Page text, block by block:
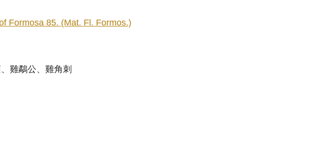
Formosa 85. (Mat. Fl. Formos.)
雞鷸公、雞角刺